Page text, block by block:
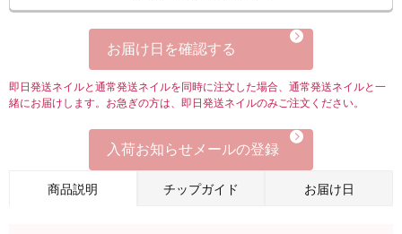
お届け日を確認する
即日発送ネイルと通常発送ネイルを同時に注文した場合、通常発送ネイルと一
緒にお届けします。お急ぎの方は、即日発送ネイルのみご注文ください。
入荷お知らせメールの登録
商品説明 チップガイド お届け日